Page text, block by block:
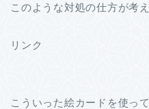
このような対処の仕方が考
リンク
こういった絵カードを使っ